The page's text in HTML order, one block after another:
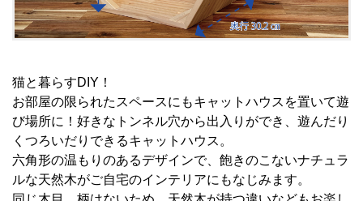
猫と暮らすDIY！
お部屋の限られたスペースにもキャットハウスを置いて遊
び場所に ！ 好きなトンネル穴から出入りができ、遊んだり
くつろいだりできるキャットハウス。
六角形の温もりのあるデザインで、 飽きのこないナチュラ
ルな天然木がご自宅のインテリアにもなじみます。